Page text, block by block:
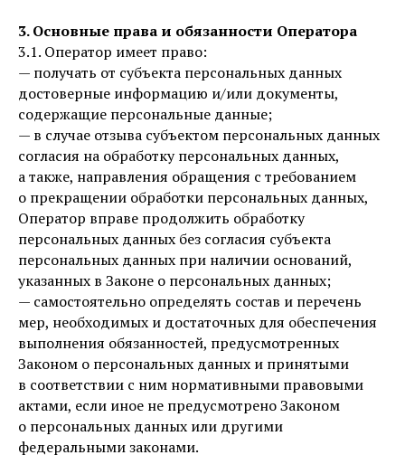
3. Основные права и обязанности Оператора
3.1. Оператор имеет право:
— получать от субъекта персональных данных
достоверные информацию и/или документы,
содержащие персональные данные;
— в случае отзыва субъектом персональных данных
согласия на обработку персональных данных,
а также, направления обращения с требованием
о прекращении обработки персональных данных,
Оператор вправе продолжить обработку
персональных данных без согласия субъекта
персональных данных при наличии оснований,
указанных в Законе о персональных данных;
— самостоятельно определять состав и перечень
мер, необходимых и достаточных для обеспечения
выполнения обязанностей, предусмотренных
Законом о персональных данных и принятыми
в соответствии с ним нормативными правовыми
актами, если иное не предусмотрено Законом
о персональных данных или другими
федеральными законами.